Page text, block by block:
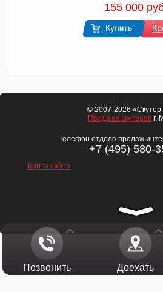
155 000
© 2007-2026
Продажа скутеров г.
Телефон отдела продаж
+7 (495) 580-
Карта сайта
Позвонить Доехать